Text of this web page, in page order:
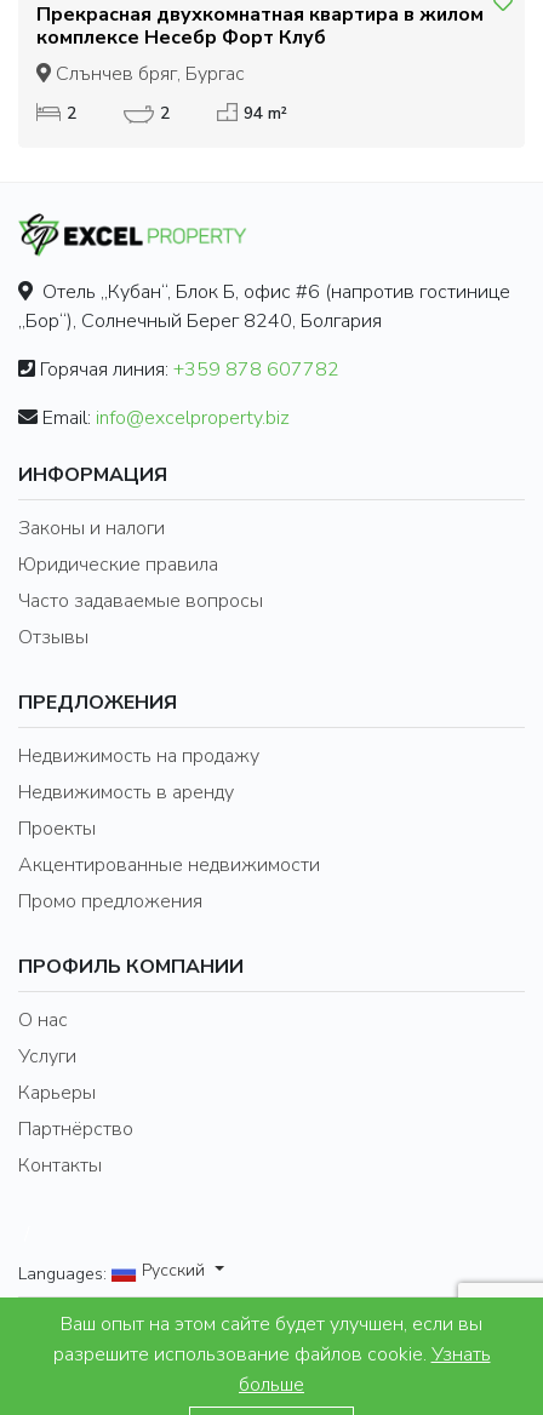
Прекрасная двухкомнатная квартира в жилом
комплексе Несебр Форт Клуб
Слънчев бряг, Бургас
2 2 94 m²
Отель „Кубан“, Блок Б, офис #6 (напротив гостинице
„Бор“), Солнечный Берег 8240, Болгария
Горячая линия: +359 878 607782
Email: info@excelproperty.biz
ИНФОРМАЦИЯ
Законы и налоги
Юридические правила
Часто задаваемые вопросы
Отзывы
ПРЕДЛОЖЕНИЯ
Недвижимость на продажу
Недвижимость в аренду
Проекты
Акцентированные недвижимости
Промо предложения
ПРОФИЛЬ КОМПАНИИ
О нас
Услуги
Карьеры
Партнёрство
Контакты
Languages: Русский
Properties for Lifestyle and leisure
© 2007 - 2024 Excel Property Bulgaria Ltd. All right
Ваш опыт на этом сайте будет улучшен, если вы
разрешите использование файлов cookie. Узнать
больше